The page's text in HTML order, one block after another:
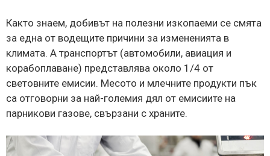
Както знаем, добивът на полезни изкопаеми се смята
за една от водещите причини за измененията в
климата. А транспортът (автомобили, авиация и
корабоплаване) представлява около 1/4 от
световните емисии. Месото и млечните продукти пък
са отговорни за най-големия дял от емисиите на
парникови газове, свързани с храните.